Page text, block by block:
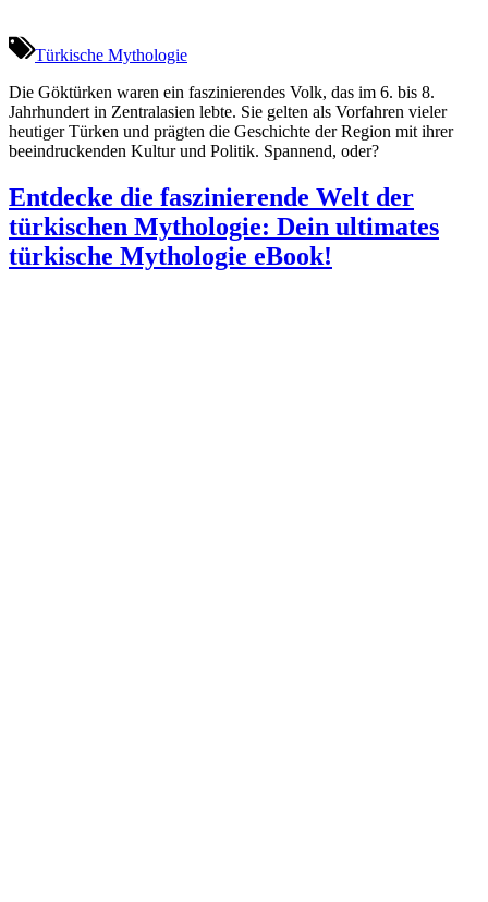
Türkische Mythologie
Die Göktürken waren ein faszinierendes Volk, das im 6. bis 8.
Jahrhundert in Zentralasien lebte. Sie gelten als Vorfahren vieler
heutiger Türken und prägten die Geschichte der Region mit ihrer
beeindruckenden Kultur und Politik. Spannend, oder?
Entdecke die faszinierende Welt der
türkischen Mythologie: Dein ultimates
türkische Mythologie eBook!